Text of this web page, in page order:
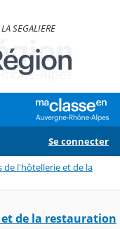
SEGALIERE
Se connecter
de l'hôtellerie et de la
et de la restauration